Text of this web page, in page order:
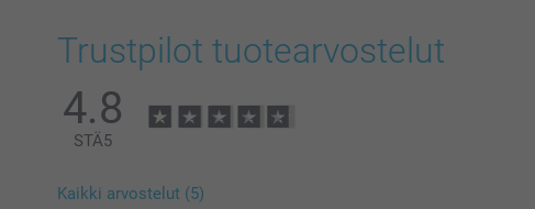
Trustpilot tuotearvostelut
4.8
STÄ5
Kaikki arvostelut (5)